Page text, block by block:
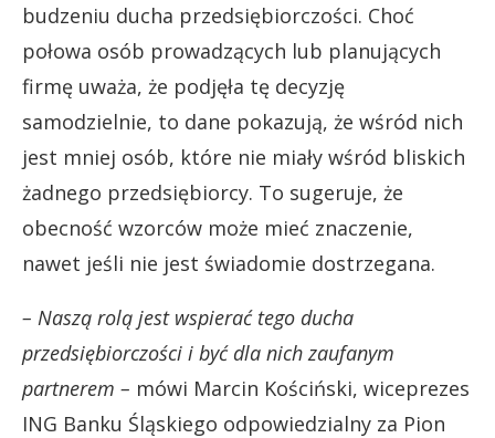
budzeniu ducha przedsiębiorczości. Choć
połowa osób prowadzących lub planujących
firmę uważa, że podjęła tę decyzję
samodzielnie, to dane pokazują, że wśród nich
jest mniej osób, które nie miały wśród bliskich
żadnego przedsiębiorcy. To sugeruje, że
obecność wzorców może mieć znaczenie,
nawet jeśli nie jest świadomie dostrzegana.
– Naszą rolą jest wspierać tego ducha
przedsiębiorczości i być dla nich zaufanym
partnerem – mówi Marcin Kościński, wiceprezes
ING Banku Śląskiego odpowiedzialny za Pion